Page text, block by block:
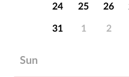
24
25 26
31
1 2
Sun